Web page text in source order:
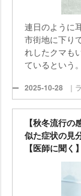
連日のように
市街地に下り
れしたクマも
ているという
2025-10-28 ｜
【秋冬流行
似た症状の見
【医師に聞く】